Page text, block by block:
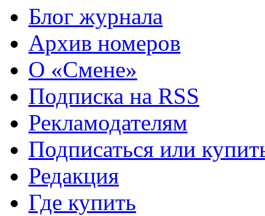
Блог журнала
Архив номеров
О «Смене»
Подписка на RSS
Рекламодателям
Подписаться или
Редакция
Где купить